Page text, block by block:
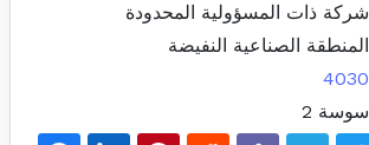
شركة ذات المسؤولية المحدودة
المنطقة الصناعية النفيضة
4030
سوسة 2